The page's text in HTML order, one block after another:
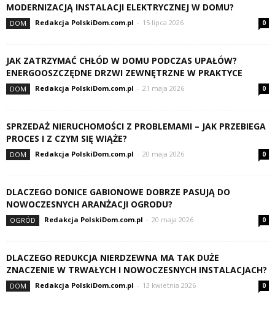
MODERNIZACJĄ INSTALACJI ELEKTRYCZNEJ W DOMU?
DOM Redakcja PolskiDom.com.pl - 15 lipca 2026 0
JAK ZATRZYMAĆ CHŁÓD W DOMU PODCZAS UPAŁÓW?
ENERGOOSZCZĘDNE DRZWI ZEWNĘTRZNE W PRAKTYCE
DOM Redakcja PolskiDom.com.pl - 21 maja 2026 0
SPRZEDAŻ NIERUCHOMOŚCI Z PROBLEMAMI – JAK PRZEBIEGA
PROCES I Z CZYM SIĘ WIĄŻE?
DOM Redakcja PolskiDom.com.pl - 20 maja 2026 0
DLACZEGO DONICE GABIONOWE DOBRZE PASUJĄ DO
NOWOCZESNYCH ARANŻACJI OGRODU?
OGRÓD Redakcja PolskiDom.com.pl - 20 maja 2026 0
DLACZEGO REDUKCJA NIERDZEWNA MA TAK DUŻE
ZNACZENIE W TRWAŁYCH I NOWOCZESNYCH INSTALACJACH?
DOM Redakcja PolskiDom.com.pl - 13 kwietnia 2026 0